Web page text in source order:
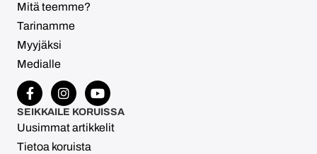
Mitä teemme?
Tarinamme
Myyjäksi
Medialle
SEIKKAILE KORUISSA
Uusimmat artikkelit
Tietoa koruista